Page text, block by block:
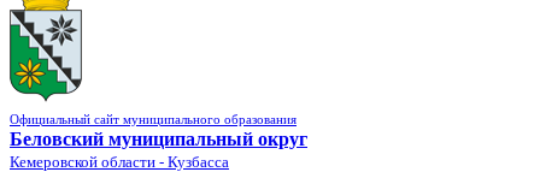
Официальный сайт муниципального образования
Беловский муниципальный округ
Кемеровской области - Кузбасса